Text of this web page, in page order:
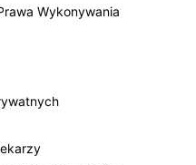
Wykonywania